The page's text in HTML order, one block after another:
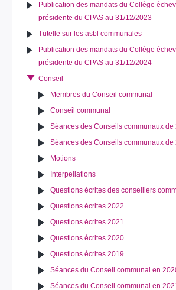
Publication des mandats du Collège
présidente du CPAS au 31/12/2023
Tutelle sur les asbl communales
Publication des mandats du Collège
présidente du CPAS au 31/12/2024
Conseil
Membres du Conseil communal
Conseil communal
Séances des Conseils communaux de
Séances des Conseils communaux de
Motions
Interpellations
Questions écrites des conseillers
Questions écrites 2022
Questions écrites 2021
Questions écrites 2020
Questions écrites 2019
Séances du Conseil communal en
Séances du Conseil communal en